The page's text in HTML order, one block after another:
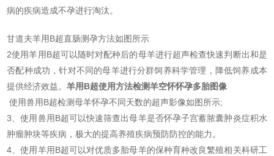
病的疾病造成不孕进行淘汰。
甘道夫羊用B超直肠测孕方法如图所示
2使用羊用B超可以随时对配种后的母羊进行超声检查快速判断出和是
否配种成功，针对不同的母羊进行分群饲养科学管理，降低饲养成本
提供经济效益。羊用B超使用方法检测羊空怀怀孕多胎图像
使用兽用B超检测母羊怀孕不同天数的超声影像如图所示;
3、使用兽用B超可以快速筛查出母羊是否怀孕子宫蓄脓囊肿炎症积水
肿瘤肿块等疾病，极大的提高养殖疾病预防防控的能力。
4、使用羊用B超可以对优质多胎母羊的保种育种改良繁殖相关科研工